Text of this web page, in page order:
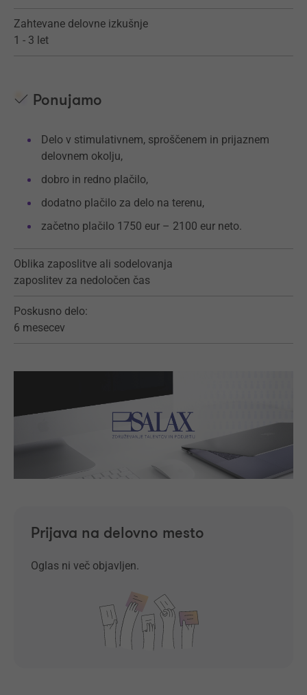
Zahtevane delovne izkušnje
1 - 3 let
Ponujamo
Delo v stimulativnem, sproščenem in prijaznem
delovnem okolju,
dobro in redno plačilo,
dodatno plačilo za delo na terenu,
začetno plačilo 1750 eur – 2100 eur neto.
Oblika zaposlitve ali sodelovanja
zaposlitev za nedoločen čas
Poskusno delo:
6 mesecev
Prijava na delovno mesto
Oglas ni več objavljen.